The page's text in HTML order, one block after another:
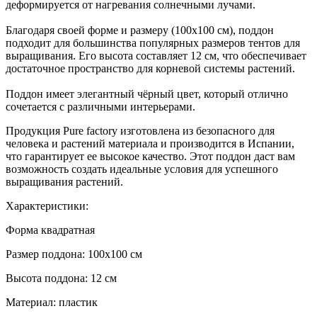
деформируется от нагревания солнечными лучами.
Благодаря своей форме и размеру (100х100 см), поддон
подходит для большинства популярных размеров тентов для
выращивания. Его высота составляет 12 см, что обеспечивает
достаточное пространство для корневой системы растений.
Поддон имеет элегантный чёрный цвет, который отлично
сочетается с различными интерьерами.
Продукция Pure factory изготовлена из безопасного для
человека и растений материала и производится в Испании,
что гарантирует ее высокое качество. Этот поддон даст вам
возможность создать идеальные условия для успешного
выращивания растений.
Характеристики:
Форма квадратная
Размер поддона: 100х100 см
Высота поддона: 12 см
Материал: пластик